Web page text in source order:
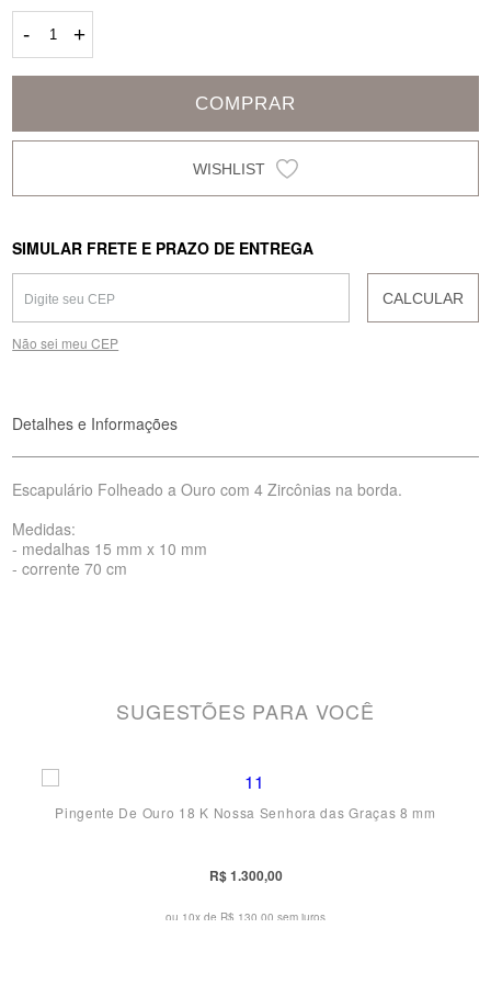
- +
COMPRAR
SIMULAR FRETE E PRAZO DE ENTREGA
CALCULAR
Não sei meu CEP
Detalhes e Informações
Escapulário Folheado a Ouro com 4 Zircônias na borda.
Medidas:
- medalhas 15 mm x 10 mm
- corrente 70 cm
SUGESTÕES PARA VOCÊ
Pingente De Ouro 18 K Nossa Senhora das Graças 8 mm
R$ 1.300,00
ou 10x de R$ 130,00 sem juros